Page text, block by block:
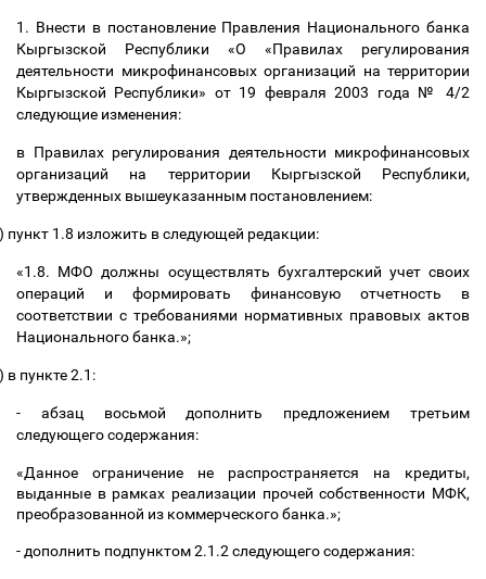
1. Внести в постановление Правления Национального банка
Кыргызской Республики «О «Правилах регулирования
деятельности микрофинансовых организаций на территории
Кыргызской Республики» от 19 февраля 2003 года № 4/2
следующие изменения:
в Правилах регулирования деятельности микрофинансовых
организаций на территории Кыргызской Республики,
утвержденных вышеуказанным постановлением:
пункт 1.8 изложить в следующей редакции:
«1.8. МФО должны осуществлять бухгалтерский учет своих
операций и формировать финансовую отчетность в
соответствии с требованиями нормативных правовых актов
Национального банка.»;
в пункте 2.1:
- абзац восьмой дополнить предложением третьим
следующего содержания:
«Данное ограничение не распространяется на кредиты,
выданные в рамках реализации прочей собственности МФК,
преобразованной из коммерческого банка.»;
- дополнить подпунктом 2.1.2 следующего содержания: